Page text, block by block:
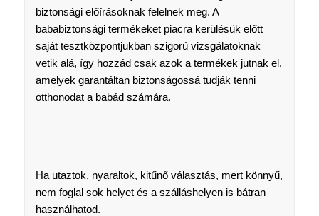
biztonsági előírásoknak felelnek meg. A
bababiztonsági termékeket piacra kerülésük előtt
saját tesztközpontjukban szigorú vizsgálatoknak
vetik alá, így hozzád csak azok a termékek jutnak el,
amelyek garantáltan biztonságossá tudják tenni
otthonodat a babád számára.
Ha utaztok, nyaraltok, kitűnő választás, mert könnyű,
nem foglal sok helyet és a szálláshelyen is bátran
használhatod.